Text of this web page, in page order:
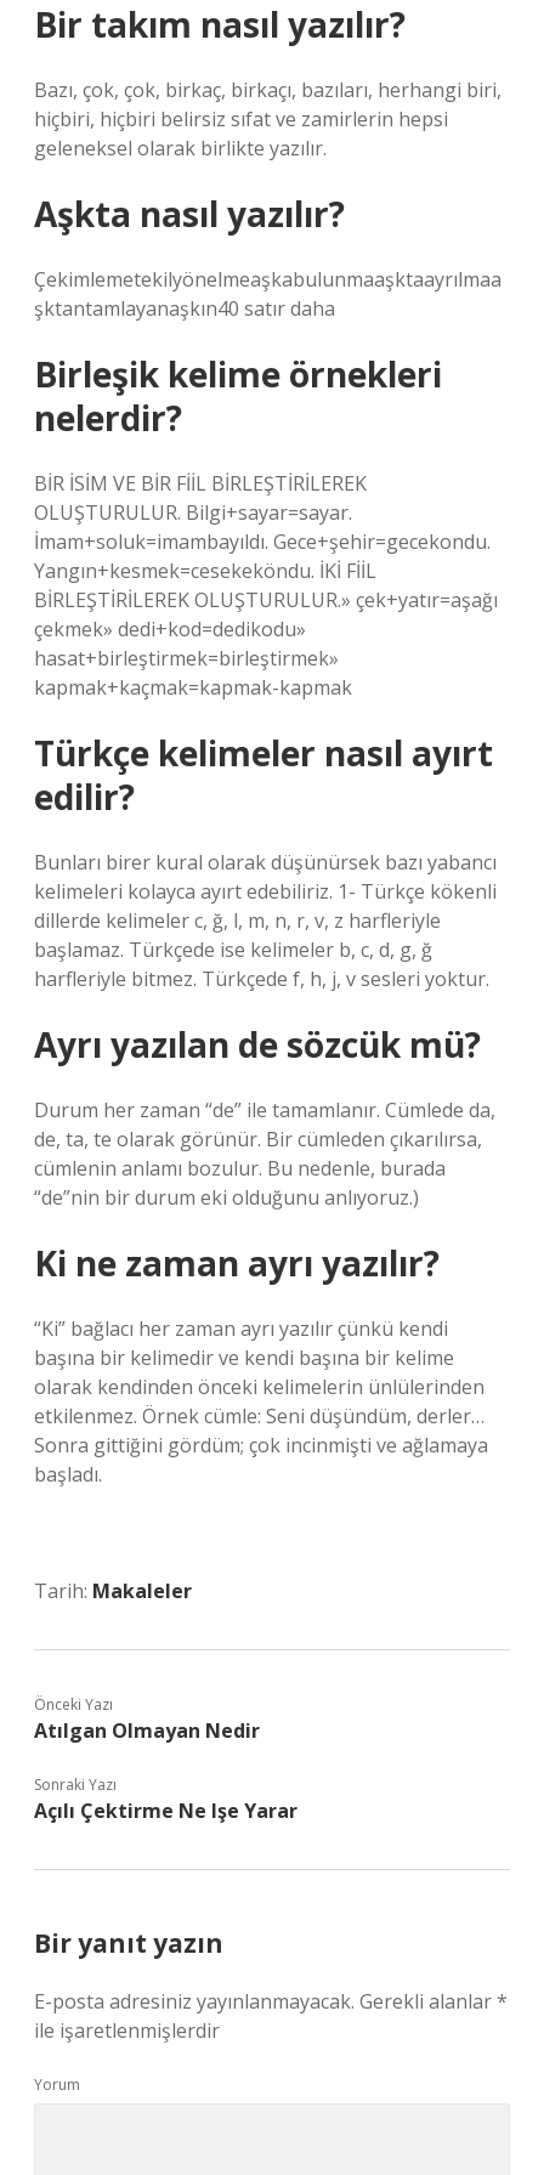
Bir takım nasıl yazılır?
Bazı, çok, çok, birkaç, birkaçı, bazıları, herhangi biri,
hiçbiri, hiçbiri belirsiz sıfat ve zamirlerin hepsi
geleneksel olarak birlikte yazılır.
Aşkta nasıl yazılır?
Çekimlemetekilyönelmeaşkabulunmaaşktaayrılmaa
şktantamlayanaşkın40 satır daha
Birleşik kelime örnekleri
nelerdir?
BİR İSİM VE BİR FİİL BİRLEŞTİRİLEREK
OLUŞTURULUR. Bilgi+sayar=sayar.
İmam+soluk=imambayıldı. Gece+şehir=gecekondu.
Yangın+kesmek=cesekeköndu. İKİ FİİL
BİRLEŞTİRİLEREK OLUŞTURULUR.» çek+yatır=aşağı
çekmek» dedi+kod=dedikodu»
hasat+birleştirmek=birleştirmek»
kapmak+kaçmak=kapmak-kapmak
Türkçe kelimeler nasıl ayırt
edilir?
Bunları birer kural olarak düşünürsek bazı yabancı
kelimeleri kolayca ayırt edebiliriz. 1- Türkçe kökenli
dillerde kelimeler c, ğ, l, m, n, r, v, z harfleriyle
başlamaz. Türkçede ise kelimeler b, c, d, g, ğ
harfleriyle bitmez. Türkçede f, h, j, v sesleri yoktur.
Ayrı yazılan de sözcük mü?
Durum her zaman “de” ile tamamlanır. Cümlede da,
de, ta, te olarak görünür. Bir cümleden çıkarılırsa,
cümlenin anlamı bozulur. Bu nedenle, burada
“de”nin bir durum eki olduğunu anlıyoruz.)
Ki ne zaman ayrı yazılır?
“Ki” bağlacı her zaman ayrı yazılır çünkü kendi
başına bir kelimedir ve kendi başına bir kelime
olarak kendinden önceki kelimelerin ünlülerinden
etkilenmez. Örnek cümle: Seni düşündüm, derler…
Sonra gittiğini gördüm; çok incinmişti ve ağlamaya
başladı.
Tarih: Makaleler
Önceki Yazı
Atılgan Olmayan Nedir
Sonraki Yazı
Açılı Çektirme Ne Işe Yarar
Bir yanıt yazın
E-posta adresiniz yayınlanmayacak. Gerekli alanlar*
ile işaretlenmişlerdir
Yorum